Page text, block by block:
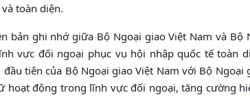
toàn diện.
bản ghi nhớ giữa Bộ Ngoại giao Việt Nam và Bộ
vực đối ngoại phục vụ hội nhập quốc tế toàn
tiên của Bộ Ngoại giao Việt Nam với Bộ Ngoại
hoạt động trong lĩnh vực đối ngoại, tăng cường